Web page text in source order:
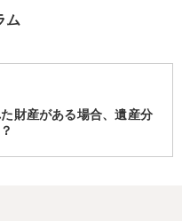
ム
財産がある場合、遺産分